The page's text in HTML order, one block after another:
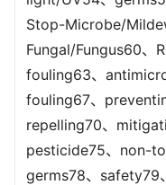
Stop-Microbe/
Fungal/Fungus60、
fouling63、
fouling67、
repelling70、
pesticide75、non-
germs78、safety79